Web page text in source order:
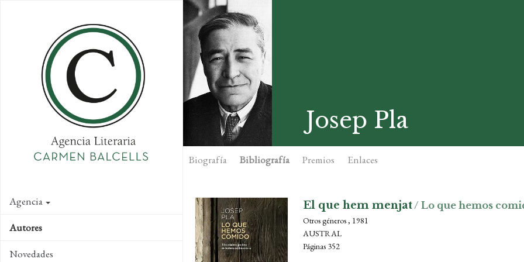
Agencia
Autores
Novedades
Josep Pla
Biografía Bibliografía Premios Enlaces
El que hem menjat/ Lo que hemos
Otros géneros , 1981
AUSTRAL
Páginas 352